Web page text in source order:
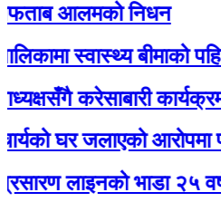
आलमको निधन
स्वास्थ्य बीमाको पहिलो
करेसाबारी कार्यक्रम :
घर जलाएको आरोपमा
लाइनको भाडा २५ वर्षसम्म